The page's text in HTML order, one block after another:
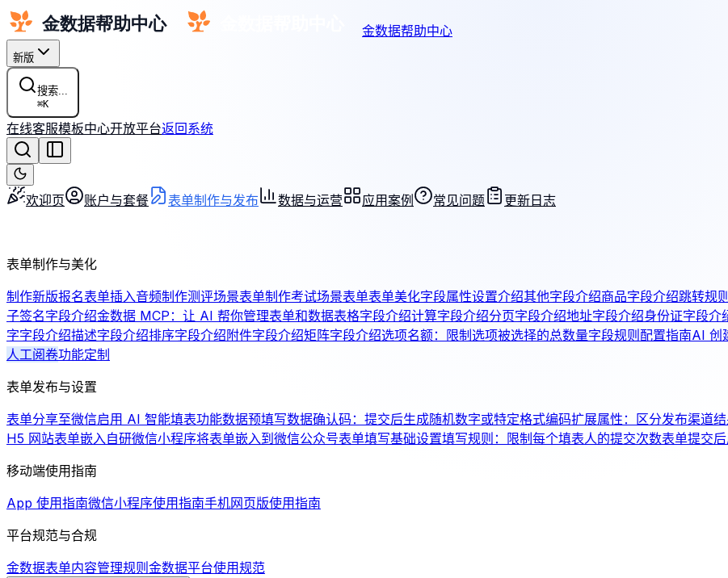
金数据帮助中心
新版
搜索...
⌘K
在线客服模板中心开放平台返回系统
欢迎页 账户与套餐 表单制作与发布 数据与运营 应用案例 常见问题 更新日志
表单制作与美化
制作新版报名表单插入音频制作测评场景表单制作考试场景表单表单美化字段属性设置介绍其他字段介绍商品字段介绍跳转规
子签名字段介绍金数据 MCP：让 AI 帮你管理表单和数据表格字段介绍计算字段介绍分页字段介绍地址字段介绍身份证字段介
字字段介绍描述字段介绍排序字段介绍附件字段介绍矩阵字段介绍选项名额：限制选项被选择的总数量字段规则配置指南AI 创
人工阅卷功能定制
表单发布与设置
表单分享至微信启用 AI 智能填表功能数据预填写数据确认码：提交后生成随机数字或特定格式编码扩展属性：区分发布渠道
H5 网站表单嵌入自研微信小程序将表单嵌入到微信公众号表单填写基础设置填写规则：限制每个填表人的提交次数表单提交
移动端使用指南
App 使用指南微信小程序使用指南手机网页版使用指南
平台规范与合规
金数据表单内容管理规则 金数据平台使用规范